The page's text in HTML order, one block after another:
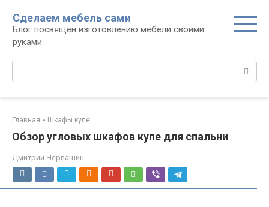
контенту
Сделаем мебель сами
Блог посвящен изготовлению мебели своими
руками
Главная » Шкафы купе
Обзор угловых шкафов купе для спальни
Дмитрий Черпашин